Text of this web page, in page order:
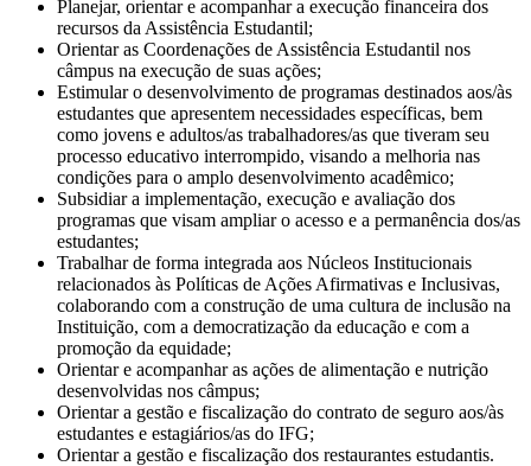
Planejar, orientar e acompanhar a execução financeira dos
recursos da Assistência Estudantil;
Orientar as Coordenações de Assistência Estudantil nos
câmpus na execução de suas ações;
Estimular o desenvolvimento de programas destinados aos/às
estudantes que apresentem necessidades específicas, bem
como jovens e adultos/as trabalhadores/as que tiveram seu
processo educativo interrompido, visando a melhoria nas
condições para o amplo desenvolvimento acadêmico;
Subsidiar a implementação, execução e avaliação dos
programas que visam ampliar o acesso e a permanência dos/as
estudantes;
Trabalhar de forma integrada aos Núcleos Institucionais
relacionados às Políticas de Ações Afirmativas e Inclusivas,
colaborando com a construção de uma cultura de inclusão na
Instituição, com a democratização da educação e com a
promoção da equidade;
Orientar e acompanhar as ações de alimentação e nutrição
desenvolvidas nos câmpus;
Orientar a gestão e fiscalização do contrato de seguro aos/às
estudantes e estagiários/as do IFG;
Orientar a gestão e fiscalização dos restaurantes estudantis.